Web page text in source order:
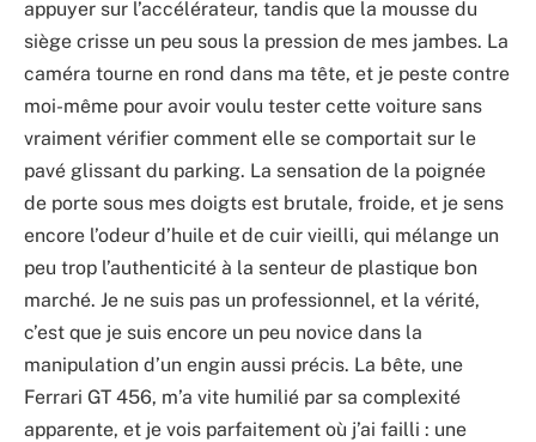
appuyer sur l’accélérateur, tandis que la mousse du
siège crisse un peu sous la pression de mes jambes. La
caméra tourne en rond dans ma tête, et je peste contre
moi-même pour avoir voulu tester cette voiture sans
vraiment vérifier comment elle se comportait sur le
pavé glissant du parking. La sensation de la poignée
de porte sous mes doigts est brutale, froide, et je sens
encore l’odeur d’huile et de cuir vieilli, qui mélange un
peu trop l’authenticité à la senteur de plastique bon
marché. Je ne suis pas un professionnel, et la vérité,
c’est que je suis encore un peu novice dans la
manipulation d’un engin aussi précis. La bête, une
Ferrari GT 456, m’a vite humilié par sa complexité
apparente, et je vois parfaitement où j’ai failli : une